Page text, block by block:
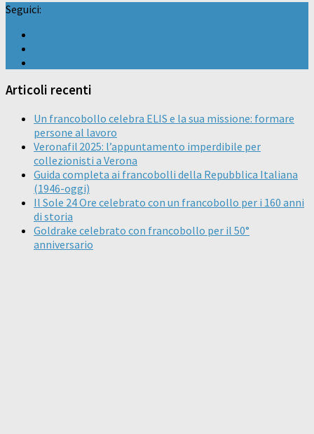
Seguici:
Articoli recenti
Un francobollo celebra ELIS e la sua missione: formare
persone al lavoro
Veronafil 2025: l’appuntamento imperdibile per
collezionisti a Verona
Guida completa ai francobolli della Repubblica Italiana
(1946-oggi)
Il Sole 24 Ore celebrato con un francobollo per i 160 anni
di storia
Goldrake celebrato con francobollo per il 50°
anniversario